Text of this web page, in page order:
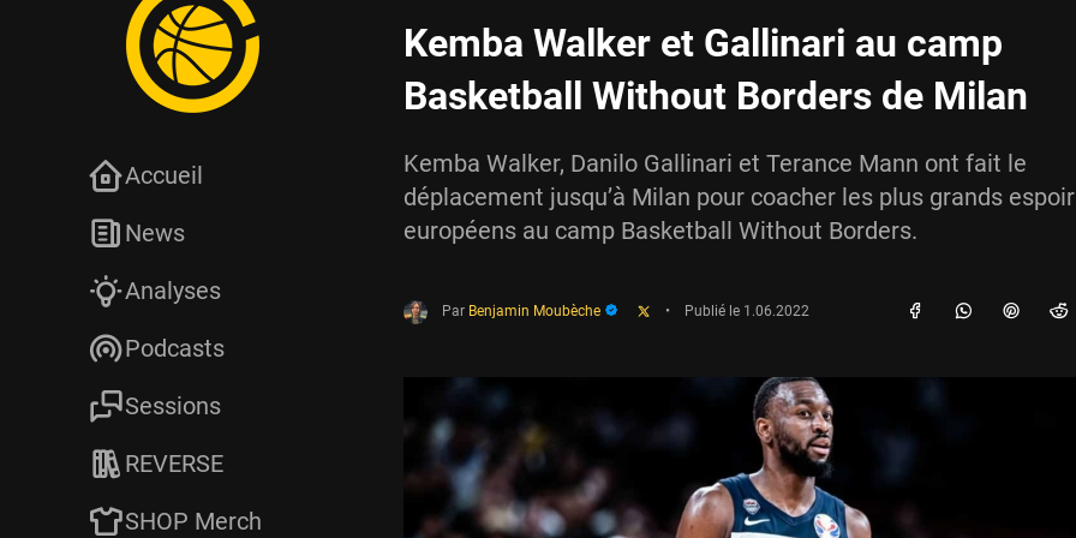
Kemba Walker et Gallinari au camp
Basketball Without Borders de Milan
Kemba Walker, Danilo Gallinari et Terance Mann ont fait le
déplacement jusqu’à Milan pour coacher les plus grands
européens au camp Basketball Without Borders.
Par Benjamin Moubèche • Publié le 1.06.2022
Accueil
News
Analyses
Podcasts
Sessions
REVERSE
SHOP Merch